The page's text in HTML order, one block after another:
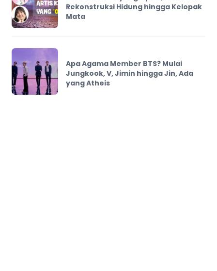
Rekonstruksi Hidung hingga Kelopak
Mata
Apa Agama Member BTS? Mulai
Jungkook, V, Jimin hingga Jin, Ada
yang Atheis